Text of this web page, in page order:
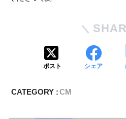
ポスト シェア
CATEGORY :CM